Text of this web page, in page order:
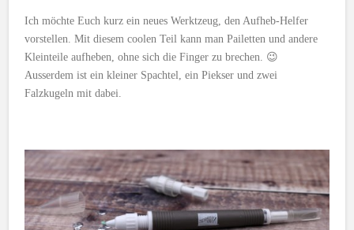
Ich möchte Euch kurz ein neues Werktzeug, den Aufheb-Helfer
vorstellen. Mit diesem coolen Teil kann man Pailetten und andere
Kleinteile aufheben, ohne sich die Finger zu brechen. 😉
Ausserdem ist ein kleiner Spachtel, ein Piekser und zwei
Falzkugeln mit dabei.